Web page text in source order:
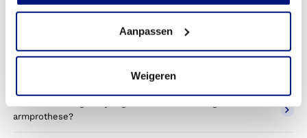
Aanpassen
Weigeren
Wat valt er binnen de vergoeding van een osseointegratie
Wordt een osseointegratie armprothese die ik gebruik voor
sporten betaald door mijn zorgverzekering?
armprothese?